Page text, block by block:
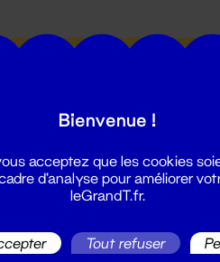
Bienvenue !
acceptez que les cookies
d'analyse pour améliorer
leGrandT.fr.
Tout refuser